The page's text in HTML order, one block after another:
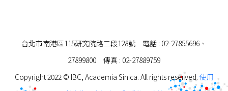
台北市南港區115研究院路二段128號 電話 : 02-27855696、
27899800 傳真 : 02-27889759
Copyright 2022 © IBC, Academia Sinica. All rights reserved. 使用